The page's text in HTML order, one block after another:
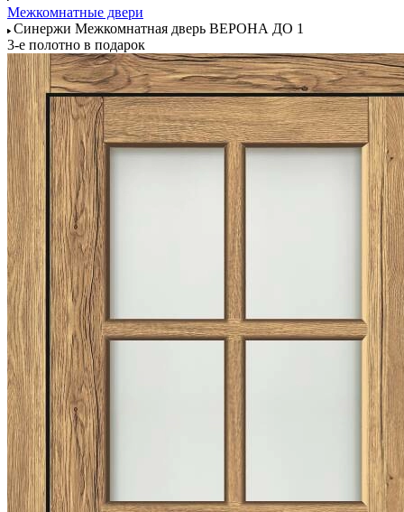
Межкомнатные двери
Синержи Межкомнатная дверь ВЕРОНА ДО 1
3-е полотно в подарок